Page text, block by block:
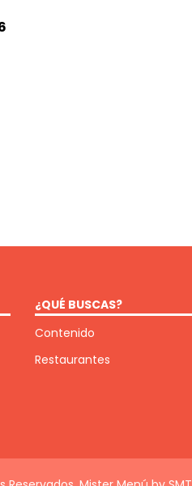
¿QUÉ BUSCAS?
Contenido
Restaurantes